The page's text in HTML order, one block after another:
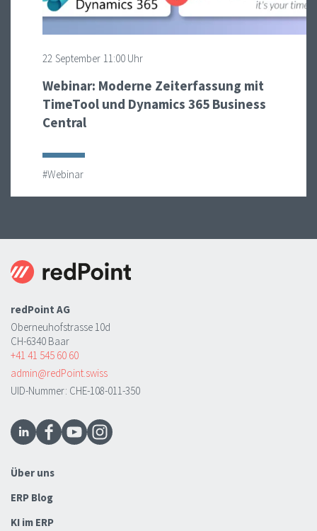
22 September 11:00 Uhr
Webinar: Moderne Zeiterfassung mit
TimeTool und Dynamics 365 Business
Central
#Webinar
redPoint AG
Oberneuhofstrasse 10d
CH-6340 Baar
+41 41 545 60 60
admin@redPoint.swiss
UID-Nummer: CHE-108-011-350
Über uns
ERP Blog
KI im ERP